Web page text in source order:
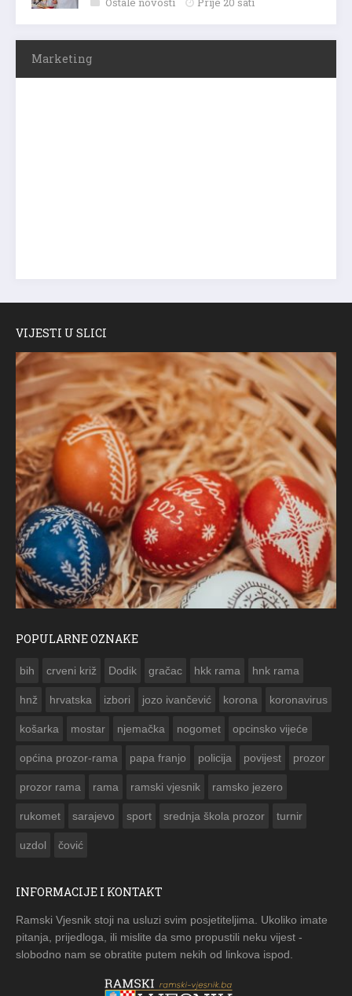
Marketing
VIJESTI U SLICI
POPULARNE OZNAKE
bih crveni križ Dodik gračac hkk rama hnk rama
hnž hrvatska izbori jozo ivančević korona koronavirus
košarka mostar njemačka nogomet opcinsko vijeće
općina prozor-rama papa franjo policija povijest prozor
prozor rama rama ramski vjesnik ramsko jezero
rukomet sarajevo sport srednja škola prozor turnir
uzdol čović
INFORMACIJE I KONTAKT
Ramski Vjesnik stoji na usluzi svim posjetiteljima. Ukoliko imate
pitanja, prijedloga, ili mislite da smo propustili neku vijest -
slobodno nam se obratite putem nekih od linkova ispod.